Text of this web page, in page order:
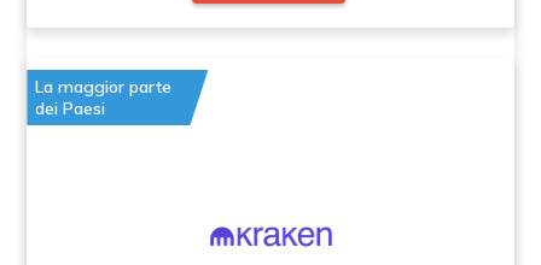
La maggior parte
dei Paesi